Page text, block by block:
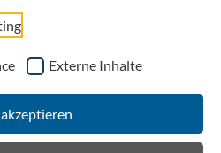
Externe Inhalte